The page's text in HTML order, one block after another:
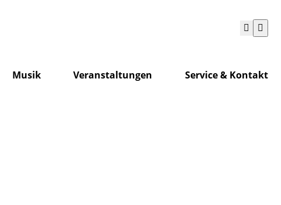
Musik Veranstaltungen Service & Kontakt